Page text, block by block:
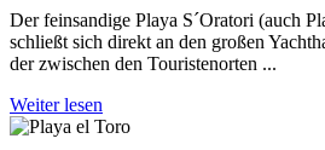
Der feinsandige Playa S´Oratori (auch
schließt sich direkt an den großen
der zwischen den Touristenorten ...
Weiter lesen